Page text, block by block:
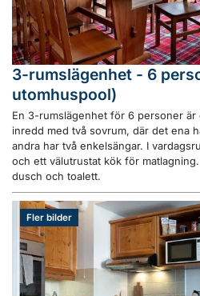
3-rumslägenhet - 6
utomhuspool)
En 3-rumslägenhet för 6 personer är
inredd med två sovrum, där det ena
andra har två enkelsängar. I
och ett välutrustat kök för
dusch och toalett.
Fler bilder